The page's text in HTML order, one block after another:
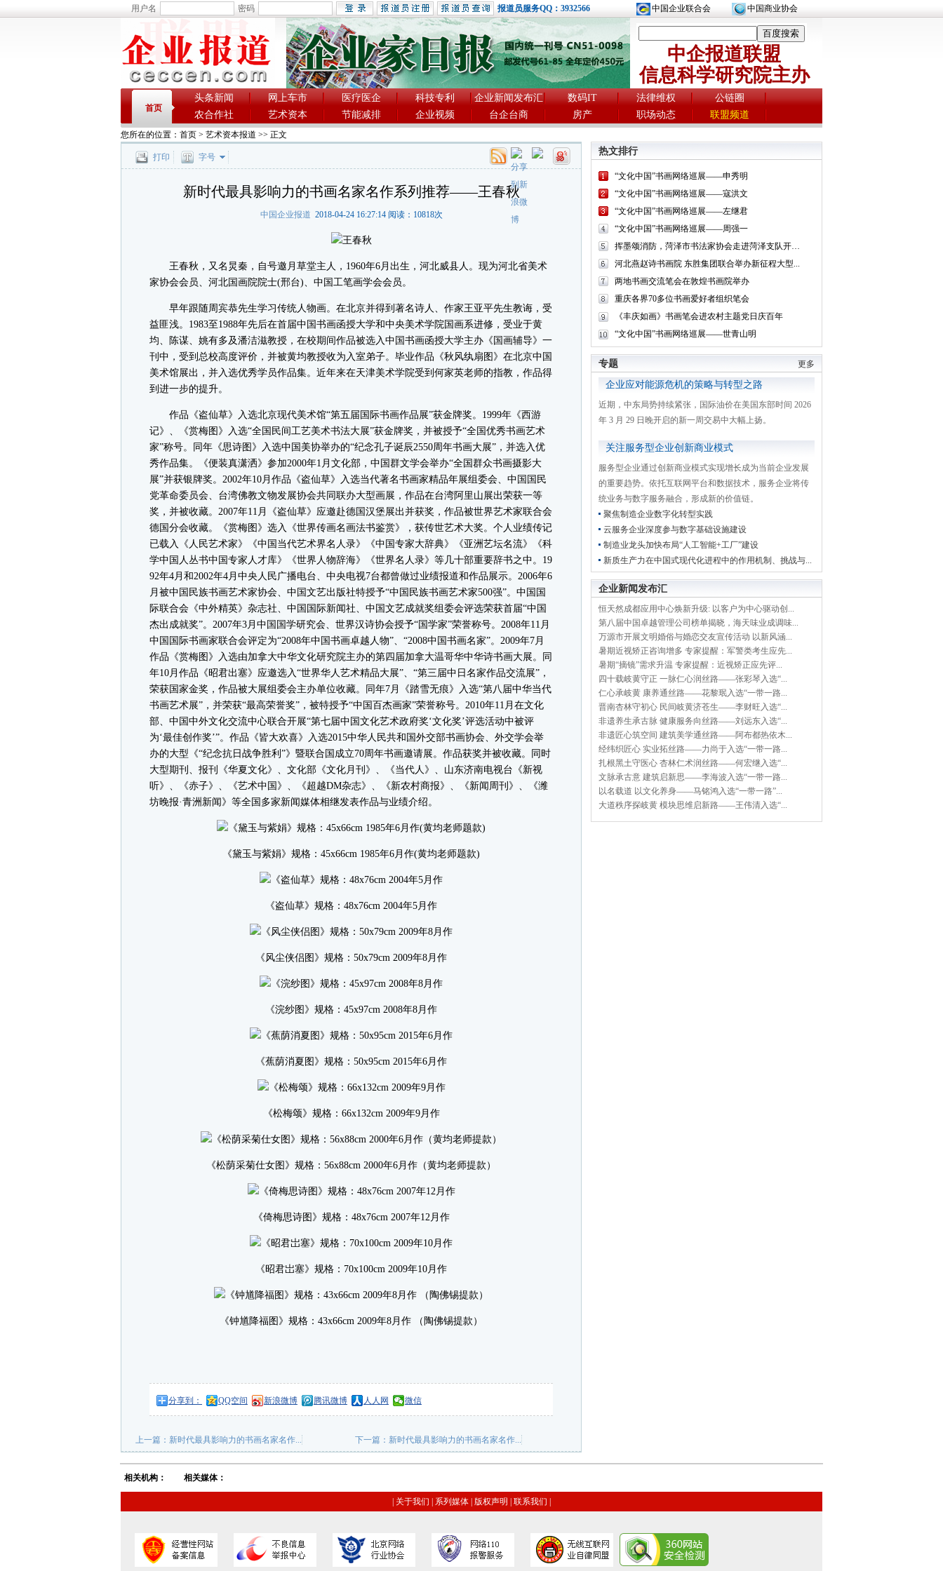
中国企业联合会 中国商业协会
用户名 密码 报道员服务QQ：3932566
中企报道联盟
信息科学研究院主办
首页
头条新闻 网上车市 医疗医企 科技专利 企业新闻发布汇 数码IT 法律维权
公链圈
农合作社
艺术资本 节能减排 企业视频 台企台商 房产 职场动态 联盟频道
您所在的位置： 首页 > 艺术资本报道 >> 正文
打印 字号
新时代最具影响力的书画名家名作系列推荐——王春秋
中国企业报道 2018-04-24 16:27:14 阅读： 10818次
王春秋，又名炅秦，自号邀月草堂主人，1960年6月出生，河北威县人。现为河北省美术
家协会会员、河北国画院院士(邢台)、中国工笔画学会会员。
早年跟随周宾恭先生学习传统人物画。在北京并得到著名诗人、作家王亚平先生教诲，受
益匪浅。1983至1988年先后在首届中国书画函授大学和中央美术学院国画系进修，受业于黄
均、陈谋、姚有多及潘洁滋教授，在校期间作品被选入中国书画函授大学主办《国画辅导》一
刊中，受到总校高度评价，并被黄均教授收为入室弟子。毕业作品《秋风纨扇图》在北京中国
美术馆展出，并入选优秀学员作品集。近年来在天津美术学院受到何家英老师的指教，作品得
到进一步的提升。
作品《盗仙草》入选北京现代美术馆“第五届国际书画作品展”获金牌奖。1999年《西游
记》、《赏梅图》入选“全国民间工艺美术书法大展”获金牌奖，并被授予“全国优秀书画艺术
家”称号。同年《思诗图》入选中国美协举办的“纪念孔子诞辰2550周年书画大展”，并选入优
秀作品集。《便装真潇洒》参加2000年1月文化部，中国群文学会举办“全国群众书画摄影大
展”并获银牌奖。2002年10月作品《盗仙草》入选当代著名书画家精品年展组委会、中国国民
党革命委员会、台湾佛教文物发展协会共同联办大型画展，作品在台湾阿里山展出荣获一等
奖，并被收藏。2007年11月《盗仙草》应邀赴德国汉堡展出并获奖，作品被世界艺术家联合会
德国分会收藏。《赏梅图》选入《世界传画名画法书鉴赏》，获传世艺术大奖。个人业绩传记
已载入《人民艺术家》《中国当代艺术界名人录》《中国专家大辞典》《亚洲艺坛名流》《科
学中国人丛书中国专家人才库》《世界人物辞海》《世界名人录》等几十部重要辞书之中。19
92年4月和2002年4月中央人民广播电台、中央电视7台都曾做过业绩报道和作品展示。2006年6
月被中国民族书画艺术家协会、中国文艺出版社特授予“中国民族书画艺术家500强”。中国国
际联合会《中外精英》杂志社、中国国际新闻社、中国文艺成就奖组委会评选荣获首届“中国
杰出成就奖”。2007年3月中国国学研究会、世界汉诗协会授予“国学家”荣誉称号。2008年11月
中国国际书画家联合会评定为“2008年中国书画卓越人物”、“2008中国书画名家”。2009年7月
作品《赏梅图》入选由加拿大中华文化研究院主办的第四届加拿大温哥华中华诗书画大展。同
年10月作品《昭君出塞》应邀选入“世界华人艺术精品大展”、“第三届中日名家作品交流展”，
荣获国家金奖，作品被大展组委会主办单位收藏。同年7月《踏雪无痕》入选“第八届中华当代
书画艺术展”，并荣获“最高荣誉奖”，被特授予“中国百杰画家”荣誉称号。2010年11月在文化
部、中国中外文化交流中心联合开展“第七届中国文化艺术政府奖‘文化奖’评选活动中被评
为‘最佳创作奖’”。作品《皆大欢喜》入选2015中华人民共和国外交部书画协会、外交学会举
办的大型《“纪念抗日战争胜利”》暨联合国成立70周年书画邀请展。作品获奖并被收藏。同时
大型期刊、报刊《华夏文化》、文化部《文化月刊》、《当代人》、山东济南电视台《新视
听》、《赤子》、《艺术中国》、《超越DM杂志》、《新农村商报》、《新闻周刊》、《潍
坊晚报·青洲新闻》等全国多家新闻媒体相继发表作品与业绩介绍。
《黛玉与紫娟》规格：45x66cm 1985年6月作(黄均老师题款)
《盗仙草》规格：48x76cm 2004年5月作
《风尘侠侣图》规格：50x79cm 2009年8月作
《浣纱图》规格：45x97cm 2008年8月作
《蕉荫消夏图》规格：50x95cm 2015年6月作
《松梅颂》规格：66x132cm 2009年9月作
《松荫采菊仕女图》规格：56x88cm 2000年6月作（黄均老师提款）
《倚梅思诗图》规格：48x76cm 2007年12月作
《昭君岀塞》规格：70x100cm 2009年10月作
《钟馗降福图》规格：43x66cm 2009年8月作 （陶佛锡提款）
分享到： QQ空间 新浪微博 腾讯微博 人人网 微信
上一篇： 新时代最具影响力的书画名家名作... 下一篇： 新时代最具影响力的书画名家名作...
热文排行
“文化中国”书画网络巡展——申秀明
“文化中国”书画网络巡展——寇洪文
“文化中国”书画网络巡展——左继君
“文化中国”书画网络巡展——周强一
挥墨颂消防，菏泽市书法家协会走进菏泽支队开展...
河北燕赵诗书画院 东胜集团联合举办新征程大型...
两地书画交流笔会在敦煌书画院举办
重庆各界70多位书画爱好者组织笔会
《丰庆如画》书画笔会进农村主题党日庆百年
“文化中国”书画网络巡展——世青山明
更多
专题
企业应对能源危机的策略与转型之路
近期，中东局势持续紧张，国际油价在美国东部时间 2026
年 3 月 29 日晚开启的新一周交易中大幅上扬。
关注服务型企业创新商业模式
服务型企业通过创新商业模式实现增长成为当前企业发展
的重要趋势。依托互联网平台和数据技术，服务企业将传
统业务与数字服务融合，形成新的价值链。
聚焦制造企业数字化转型实践
云服务企业深度参与数字基础设施建设
制造业龙头加快布局“人工智能+工厂”建设
新质生产力在中国式现代化进程中的作用机制、挑战与...
企业新闻发布汇
恒天然成都应用中心焕新升级: 以客户为中心驱动创...
第八届中国卓越管理公司榜单揭晓，海天味业成调味...
万源市开展文明婚俗与婚恋交友宣传活动 以新风涵...
暑期近视矫正咨询增多 专家提醒：军警类考生应先...
暑期“摘镜”需求升温 专家提醒：近视矫正应先评...
四十载岐黄守正 一脉仁心润丝路——张彩琴入选“...
仁心承岐黄 康养通丝路——花黎珉入选“一带一路...
晋南杏林守初心 民间岐黄济苍生——李财旺入选“...
非遗养生承古脉 健康服务向丝路——刘远东入选“...
非遗匠心筑空间 建筑美学通丝路——阿布都热依木...
经纬织匠心 实业拓丝路——力尚于入选“一带一路...
扎根黑土守医心 杏林仁术润丝路——何宏继入选“...
文脉承古意 建筑启新思——李海波入选“一带一路...
以名载道 以文化养身——马铭鸿入选“一带一路”...
大道秩序探岐黄 模块思维启新路——王伟清入选“...
相关机构： 相关媒体：
关于我们 系列媒体 版权声明 联系我们